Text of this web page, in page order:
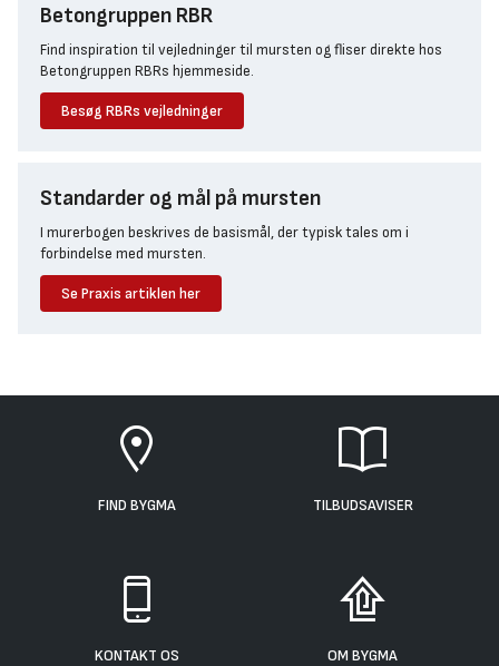
Betongruppen RBR
Find inspiration til vejledninger til mursten og fliser direkte hos
Betongruppen RBRs hjemmeside.
Besøg RBRs vejledninger
Standarder og mål på mursten
I murerbogen beskrives de basismål, der typisk tales om i
forbindelse med mursten.
Se Praxis artiklen her
FIND BYGMA TILBUDSAVISER
KONTAKT OS OM BYGMA